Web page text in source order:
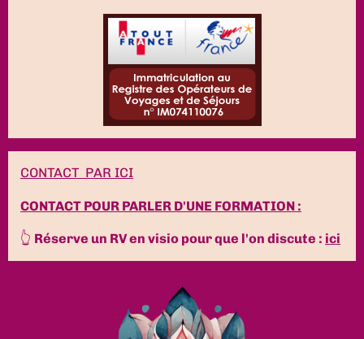
CONTACT PAR ICI
CONTACT POUR PARLER D'UNE FORMATION :
👆 Réserve un RV en visio pour que l'on discute : ici